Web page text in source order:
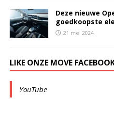
Deze nieuwe
goedkoopste
21 mei 2024
LIKE ONZE MOVE
YouTube